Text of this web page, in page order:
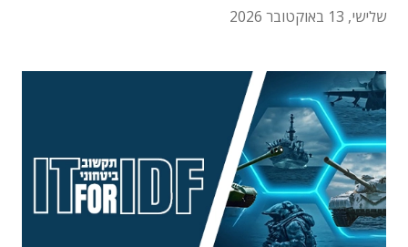
שלישי, 13 באוקטובר 2026